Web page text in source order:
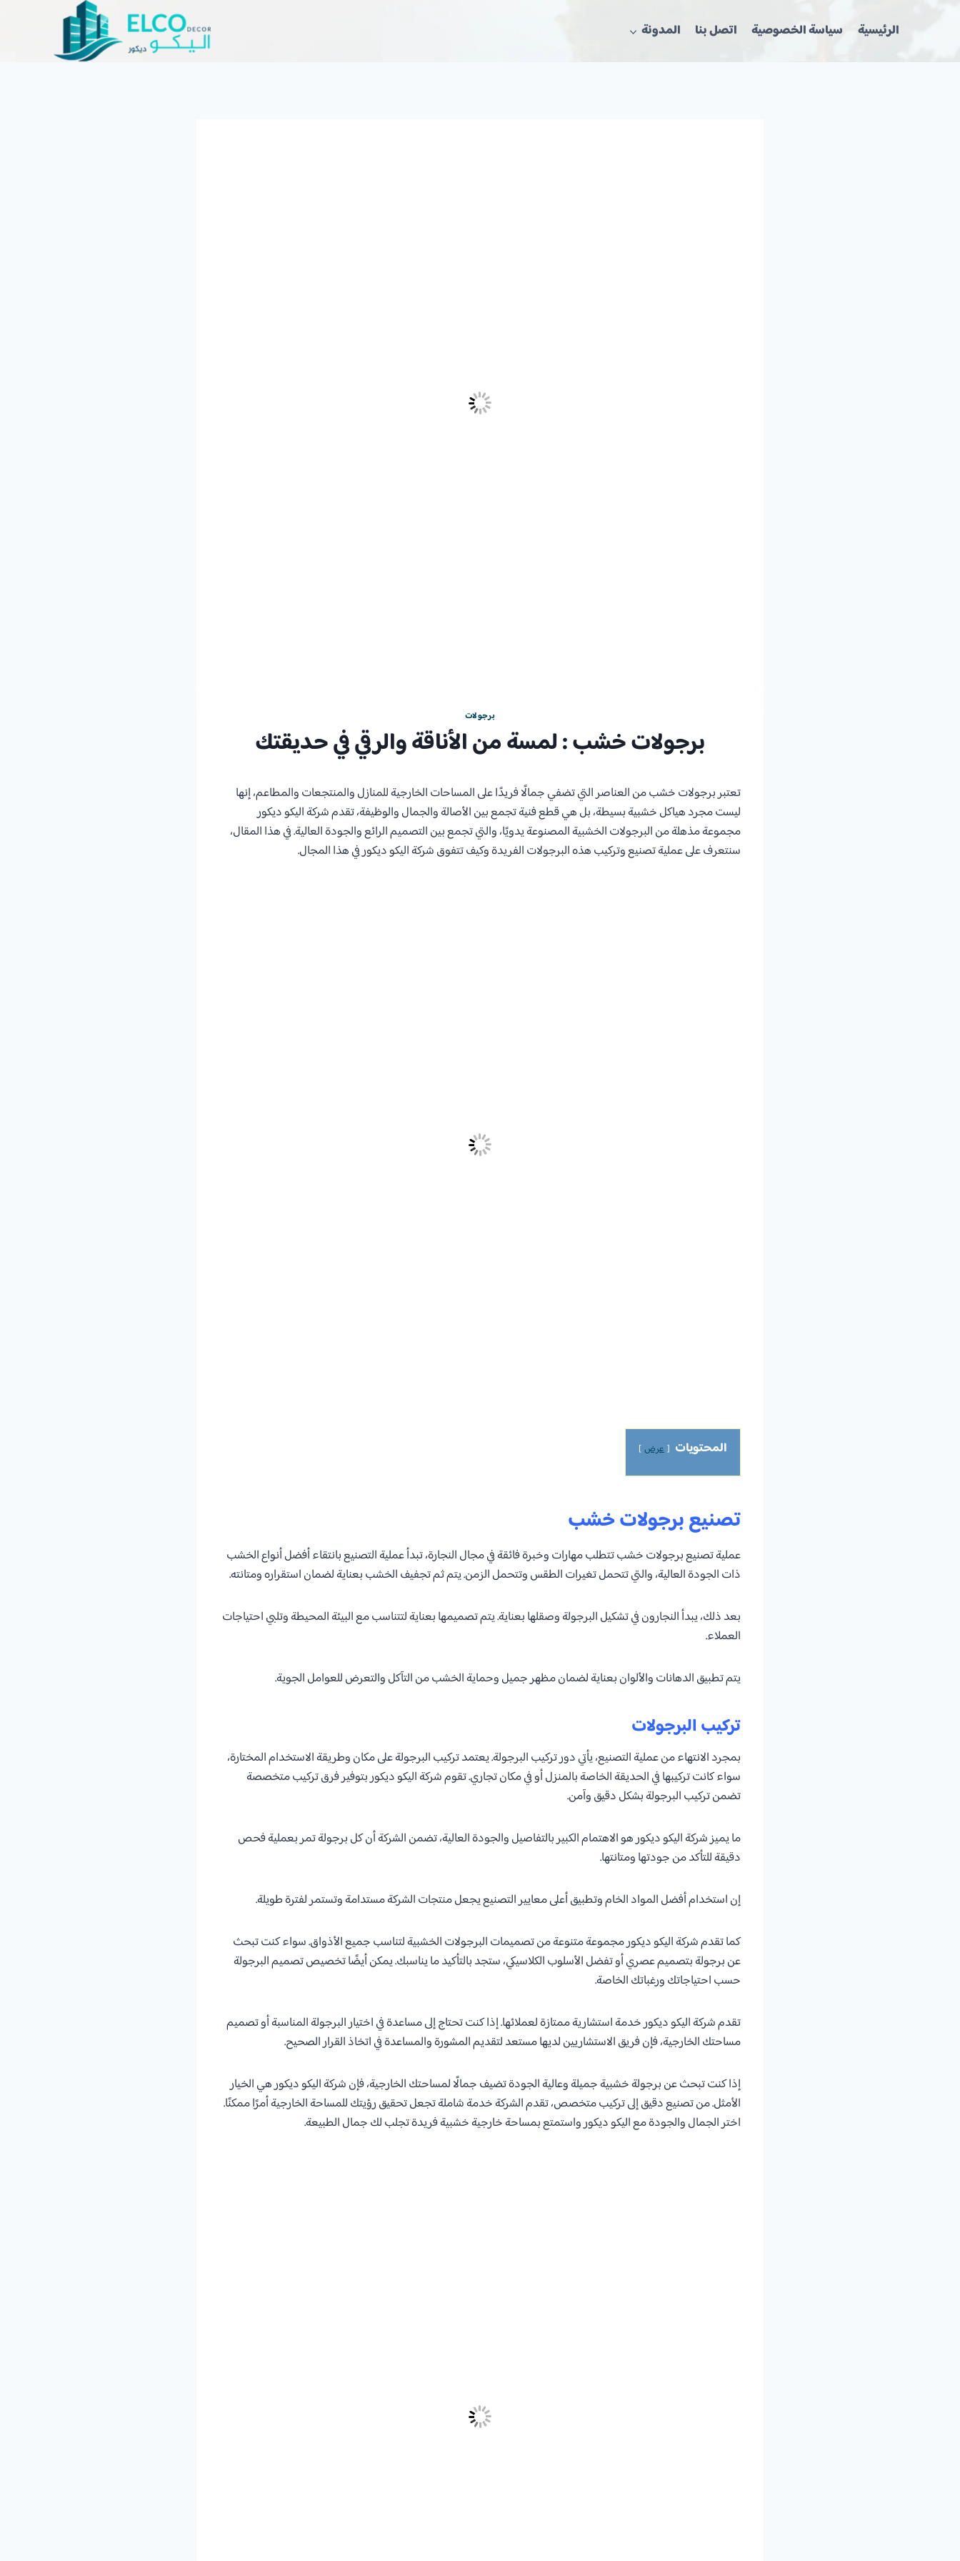
الرئيسية سياسة الخصوصية اتصل بنا المدونة
برجولات
برجولات خشب : لمسة من الأناقة والرقي في حديقتك
تعتبر برجولات خشب من العناصر التي تضفي جمالًا فريدًا على المساحات الخارجية للمنازل والمنتجعات والمطاعم، إنها
ليست مجرد هياكل خشبية بسيطة، بل هي قطع فنية تجمع بين الأصالة والجمال والوظيفة، تقدم شركة اليكو ديكور
مجموعة مذهلة من البرجولات الخشبية المصنوعة يدويًا، والتي تجمع بين التصميم الرائع والجودة العالية. في هذا المقال،
سنتعرف على عملية تصنيع وتركيب هذه البرجولات الفريدة وكيف تتفوق شركة اليكو ديكور في هذا المجال.
المحتويات عرض
تصنيع برجولات خشب
عملية تصنيع برجولات خشب تتطلب مهارات وخبرة فائقة في مجال النجارة، تبدأ عملية التصنيع بانتقاء أفضل أنواع الخشب
ذات الجودة العالية، والتي تتحمل تغيرات الطقس وتتحمل الزمن. يتم ثم تجفيف الخشب بعناية لضمان استقراره ومتانته.
بعد ذلك، يبدأ النجارون في تشكيل البرجولة وصقلها بعناية. يتم تصميمها بعناية لتتناسب مع البيئة المحيطة وتلبي احتياجات
العملاء.
يتم تطبيق الدهانات والألوان بعناية لضمان مظهر جميل وحماية الخشب من التآكل والتعرض للعوامل الجوية.
تركيب البرجولات
بمجرد الانتهاء من عملية التصنيع، يأتي دور تركيب البرجولة. يعتمد تركيب البرجولة على مكان وطريقة الاستخدام المختارة،
سواء كانت تركيبها في الحديقة الخاصة بالمنزل أو في مكان تجاري. تقوم شركة اليكو ديكور بتوفير فرق تركيب متخصصة
تضمن تركيب البرجولة بشكل دقيق وآمن.
ما يميز شركة اليكو ديكور هو الاهتمام الكبير بالتفاصيل والجودة العالية، تضمن الشركة أن كل برجولة تمر بعملية فحص
دقيقة للتأكد من جودتها ومتانتها.
إن استخدام أفضل المواد الخام وتطبيق أعلى معايير التصنيع يجعل منتجات الشركة مستدامة وتستمر لفترة طويلة.
كما تقدم شركة اليكو ديكور مجموعة متنوعة من تصميمات البرجولات الخشبية لتناسب جميع الأذواق. سواء كنت تبحث
عن برجولة بتصميم عصري أو تفضل الأسلوب الكلاسيكي، ستجد بالتأكيد ما يناسبك. يمكن أيضًا تخصيص تصميم البرجولة
حسب احتياجاتك ورغباتك الخاصة.
تقدم شركة اليكو ديكور خدمة استشارية ممتازة لعملائها. إذا كنت تحتاج إلى مساعدة في اختيار البرجولة المناسبة أو تصميم
مساحتك الخارجية، فإن فريق الاستشاريين لديها مستعد لتقديم المشورة والمساعدة في اتخاذ القرار الصحيح.
إذا كنت تبحث عن برجولة خشبية جميلة وعالية الجودة تضيف جمالًا لمساحتك الخارجية، فإن شركة اليكو ديكور هي الخيار
الأمثل. من تصنيع دقيق إلى تركيب متخصص، تقدم الشركة خدمة شاملة تجعل تحقيق رؤيتك للمساحة الخارجية أمرًا ممكنًا.
اختر الجمال والجودة مع اليكو ديكور واستمتع بمساحة خارجية خشبية فريدة تجلب لك جمال الطبيعة.